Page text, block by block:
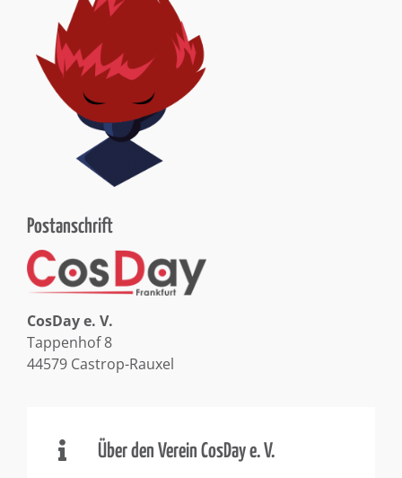
Postanschrift
CosDay e. V.
Tappenhof 8
44579 Castrop-Rauxel
Über den Verein CosDay e. V.